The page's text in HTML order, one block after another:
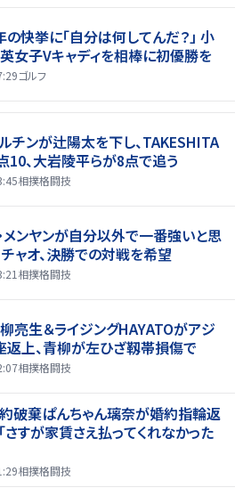
の快挙に「自分は何してんだ？」 小
女子Vキャディを相棒に初優勝を
ゴルフ
ルチンが辻陽太を下し、TAKESHITA
10、大岩陵平らが8点で追う
相撲格闘技
・メンヤンが自分以外で一番強いと思
チャオ、決勝での対戦を希望
相撲格闘技
柳亮生＆ライジングHAYATOがアジ
返上、青柳が左ひざ靱帯損傷で
相撲格闘技
破棄ぱんちゃん璃奈が婚約指輪返
さすが家賃さえ払ってくれなかった
相撲格闘技